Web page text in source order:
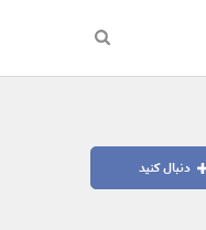
دنبال کنید